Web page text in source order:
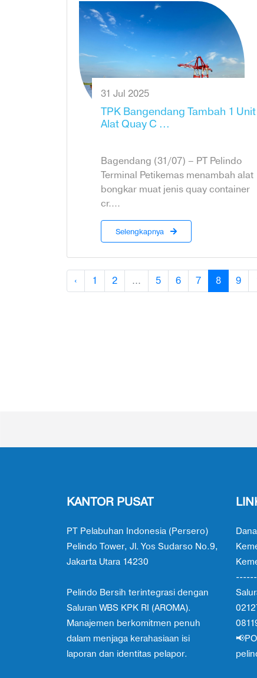
31 Jul 2025
TPK Bangendang Tambah 1 Unit
Alat Quay C ...
Bagendang (31/07) – PT Pelindo
Terminal Petikemas menambah alat
bongkar muat jenis quay container
cr....
Selengkapnya
‹ 1 2 ... 5 6 7 8 9
KANTOR PUSAT
PT Pelabuhan Indonesia (Persero)
Pelindo Tower, Jl. Yos Sudarso No.9,
Jakarta Utara 14230
Pelindo Bersih terintegrasi dengan
Saluran WBS KPK RI (AROMA).
Manajemen berkomitmen penuh
dalam menjaga kerahasiaan isi
laporan dan identitas pelapor.